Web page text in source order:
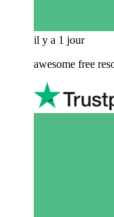
il y a 1 jour
awesome free